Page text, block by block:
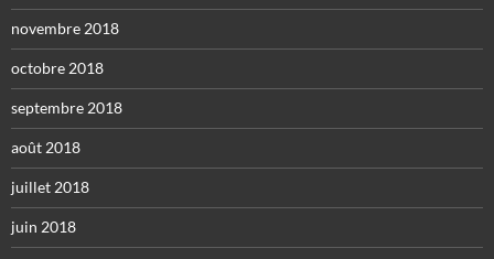
novembre 2018
octobre 2018
septembre 2018
août 2018
juillet 2018
juin 2018